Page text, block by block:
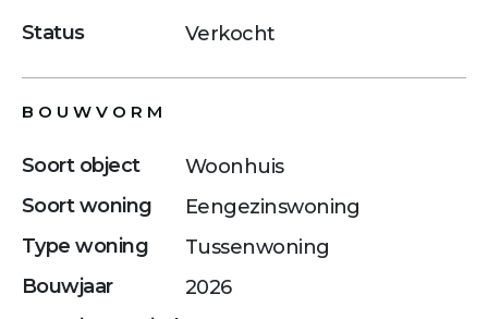
Status Verkocht
BOUWVORM
Soort object
Woonhuis
Soort woning
Eengezinswoning
Type woning
Tussenwoning
Bouwjaar
2026